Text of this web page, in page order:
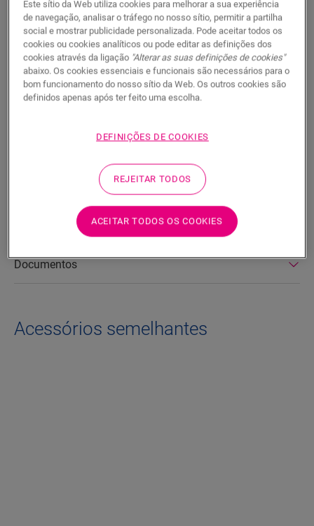
Características do produto
Este Scotia é um rodapé discreto que combina na perfeição
com a cor do seu pavimento. Um Scotia também pode ser útil
como acabamento em combinação com os rodapés
acabamento estanque, pode combiná-lo com a espuma de
polietileno, o Hydrokit e o Hydrostrip. Este Scotia também
Documentos
Acessórios semelhantes
Este sítio da Web utiliza cookies para melhorar a sua experiência
de navegação, analisar o tráfego no nosso sítio, permitir a partilha
social e mostrar publicidade personalizada. Pode aceitar todos os
cookies ou cookies analíticos ou pode editar as definições dos
cookies através da ligação "Alterar as suas definições de cookies"
abaixo. Os cookies essenciais e funcionais são necessários para o
bom funcionamento do nosso sítio da Web. Os outros cookies são
definidos apenas após ter feito uma escolha.
DEFINIÇÕES DE COOKIES
REJEITAR TODOS
ACEITAR TODOS OS COOKIES